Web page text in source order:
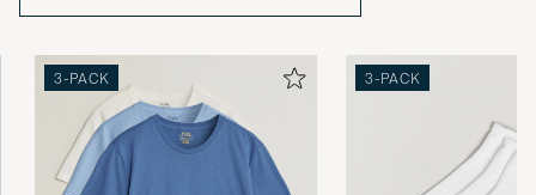
3-PACK 3-PACK